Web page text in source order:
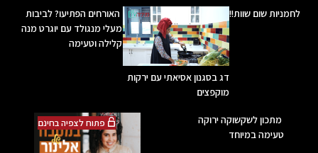
לחמניות שום שוות!!
דג בסגנון אסיאתי עם ירקות
מוקפצים
האורחים הפתיעו? לביבות
מעלי מנגולד עם יוגרט מנה
קלילה וטעימה
מתכון לשקשוקה ירוקה
טעימה במיוחד
פתוח לצפיה בחינם